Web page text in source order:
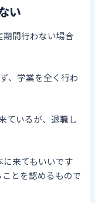
い
間行わない場合
、学業を全く行わ
ているが、退職し
来てもいいです
とを認めるもので